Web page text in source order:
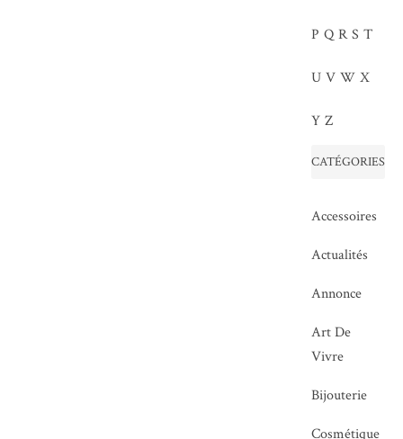
P Q R S T
U V W X
Y Z
CATÉGORIES
Accessoires
Actualités
Annonce
Art De
Vivre
Bijouterie
Cosmétique